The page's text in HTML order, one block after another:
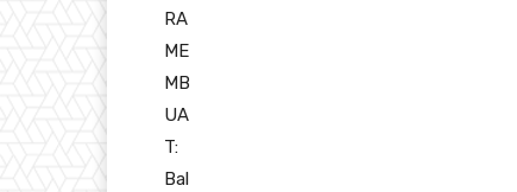
RA
ME
MB
UA
T:
Bal